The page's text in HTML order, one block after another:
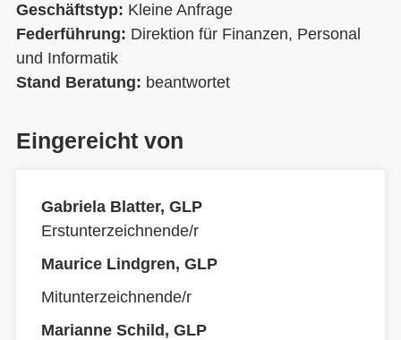
Geschäftstyp: Kleine Anfrage
Federführung: Direktion für Finanzen, Personal
und Informatik
Stand Beratung: beantwortet
Eingereicht von
Gabriela Blatter, GLP
Erstunterzeichnende/r
Maurice Lindgren, GLP
Mitunterzeichnende/r
Marianne Schild, GLP